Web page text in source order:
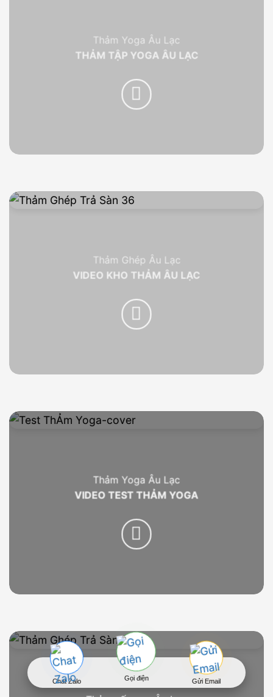
Thảm Yoga Âu Lạc
THẢM TẬP YOGA ÂU LẠC
Thảm Ghép Âu Lạc
VIDEO KHO THẢM ÂU LẠC
Thảm Yoga Âu Lạc
VIDEO TEST THẢM YOGA
Chat Zalo Gọi điện Gửi Email